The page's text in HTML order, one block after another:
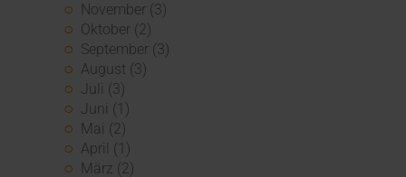
November (3)
Oktober (2)
September (3)
August (3)
Juli (3)
Juni (1)
Mai (2)
April (1)
März (2)